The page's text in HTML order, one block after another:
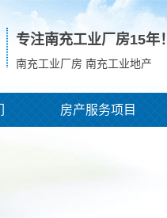
专注南充工业厂房15年！
南充工业厂房 南充工业地产
房产服务项目